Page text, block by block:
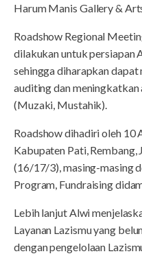
Harum Manis Gallery &
Roadshow Regional
dilakukan untuk persiapan
sehingga diharapkan
auditing dan
(Muzaki, Mustahik).
Roadshow dihadiri oleh 10
Kabupaten Pati, Rembang,
(16/17/3), masing-masing
Program, Fundraising
Lebih lanjut Alwi
Layanan Lazismu yang
dengan pengelolaan